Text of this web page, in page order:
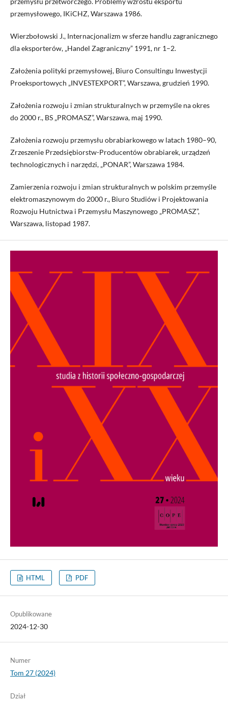
przemysłowego, IKiCHZ, Warszawa 1986.
Wierzbołowski J., Internacjonalizm w sferze handlu zagranicznego
dla eksporterów, „Handel Zagraniczny” 1991, nr 1–2.
Założenia polityki przemysłowej, Biuro Consultingu Inwestycji
Proeksportowych „INVESTEXPORT”, Warszawa, grudzień 1990.
Założenia rozwoju i zmian strukturalnych w przemyśle na okres
do 2000 r., BS „PROMASZ”, Warszawa, maj 1990.
Założenia rozwoju przemysłu obrabiarkowego w latach 1980–90,
Zrzeszenie Przedsiębiorstw-Producentów obrabiarek, urządzeń
technologicznych i narzędzi, „PONAR”, Warszawa 1984.
Zamierzenia rozwoju i zmian strukturalnych w polskim przemyśle
elektromaszynowym do 2000 r., Biuro Studiów i Projektowania
Rozwoju Hutnictwa i Przemysłu Maszynowego „PROMASZ”,
Warszawa, listopad 1987.
HTML PDF
Opublikowane
2024-12-30
Numer
Tom 27 (2024)
Dział